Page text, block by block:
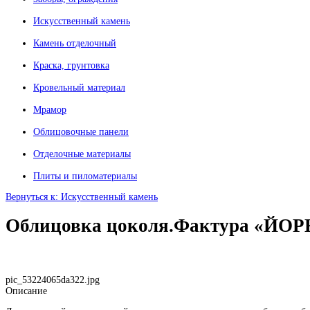
Искусственный камень
Камень отделочный
Краска, грунтовка
Кровельный материал
Мрамор
Облицовочные панели
Отделочные материалы
Плиты и пиломатериалы
Вернуться к: Искусственный камень
Облицовка цоколя.Фактура
pic_53224065da322.jpg
Описание